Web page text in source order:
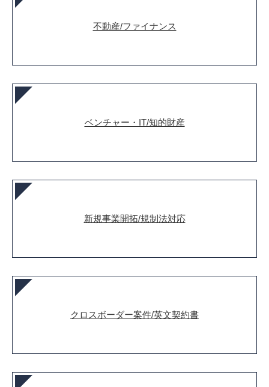
不動産/ファイナンス
ベンチャー・IT/知的財産
新規事業開拓/規制法対応
クロスボーダー案件/英文契約書